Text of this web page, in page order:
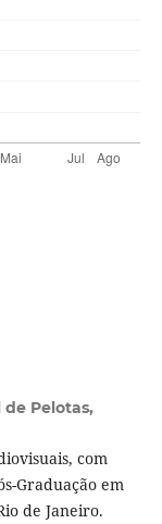
Pelotas,
com
Graduação em
de Janeiro.